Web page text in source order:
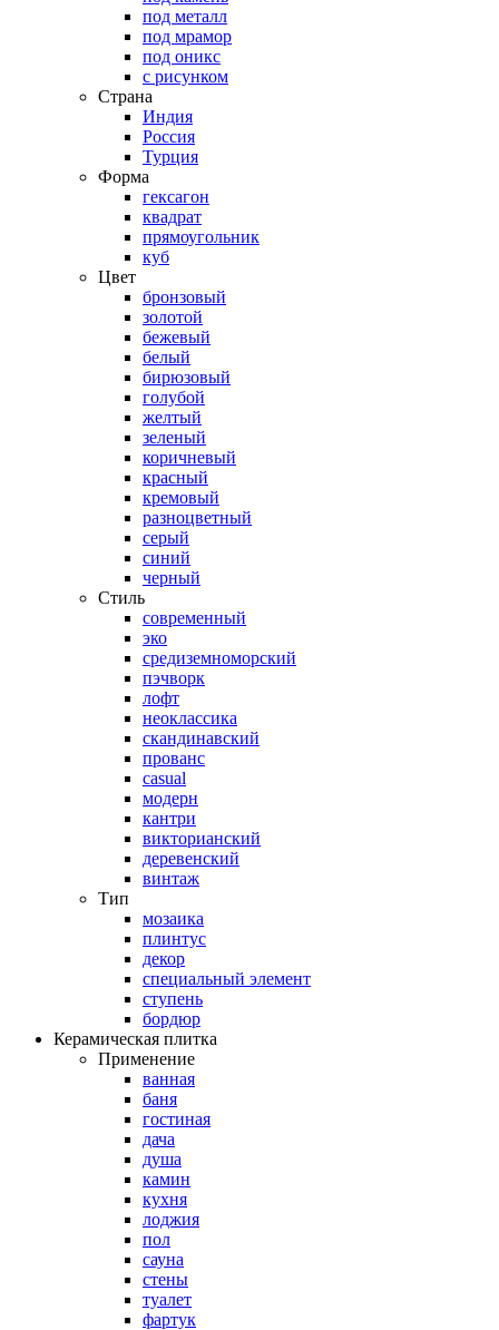
под металл
под мрамор
под оникс
с рисунком
Страна
Индия
Россия
Турция
Форма
гексагон
квадрат
прямоугольник
куб
Цвет
бронзовый
золотой
бежевый
белый
бирюзовый
голубой
желтый
зеленый
коричневый
красный
кремовый
разноцветный
серый
синий
черный
Стиль
современный
эко
средиземноморский
пэчворк
лофт
неоклассика
скандинавский
прованс
casual
модерн
кантри
викторианский
деревенский
винтаж
Тип
мозаика
плинтус
декор
специальный элемент
ступень
бордюр
Керамическая плитка
Применение
ванная
баня
гостиная
дача
душа
камин
кухня
лоджия
пол
сауна
стены
туалет
фартук